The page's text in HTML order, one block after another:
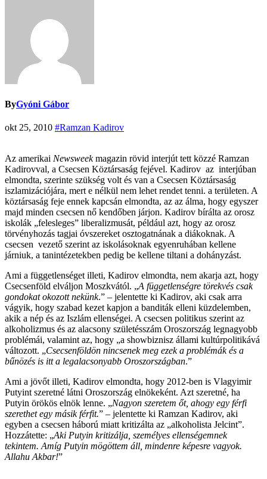
ByGyóni Gábor
okt 25, 2010 #Ramzan Kadirov
Az amerikai Newsweekmagazin rövid interjút tett közzé Ramzan
Kadirovval, a Csecsen Köztársaság fejével. Kadirov az interjúban
elmondta, szerinte szükség volt és van a Csecsen Köztársaság
iszlamizációjára, mert e nélkül nem lehet rendet tenni. a területen. A
köztársaság feje ennek kapcsán elmondta, az az álma, hogy egyszer
majd minden csecsen nő kendőben járjon. Kadirov bírálta az orosz
iskolák „felesleges” liberalizmusát, például azt, hogy az orosz
törvényhozás tagjai óvszereket osztogatnának a diákoknak. A
csecsen vezető szerint az iskolásoknak egyenruhában kellene
járniuk, a tanintézetekben pedig be kellene tiltani a dohányzást.
Ami a függetlenséget illeti, Kadirov elmondta, nem akarja azt, hogy
Csecsenföld elváljon Moszkvától. „A függetlenségre törekvés csak
gondokat okozott nekünk.” – jelentette ki Kadirov, aki csak arra
vágyik, hogy szabad kezet kapjon a banditák elleni küzdelemben,
akik a nép és az Iszlám ellenségei. A csecsen politikus szerint az
alkoholizmus és az alacsony születésszám Oroszország legnagyobb
problémái, valamint az, hogy „a showbiznisz állami kultúrpolitikává
változott. „Csecsenföldön nincsenek meg ezek a problémák és a
bűnözés is itt a legalacsonyabb Oroszországban.”
Ami a jövőt illeti, Kadirov elmondta, hogy 2012-ben is Vlagyimir
Putyint szeretné látni Oroszország elnökeként. Azt szeretné, ha
Putyin örökös elnök lenne. „Nagyon szeretem őt, ahogy egy férfi
szerethet egy másik férfit.” – jelentette ki Ramzan Kadirov, aki
egyben a csecsen háború miatt kritizálta az „alkoholista Jelcint”.
Hozzátette: „Aki Putyin kritizálja, személyes ellenségemnek
tekintem. Amíg Putyin mögöttem áll, mindenre képesre vagyok.
Allahu Akbar!”